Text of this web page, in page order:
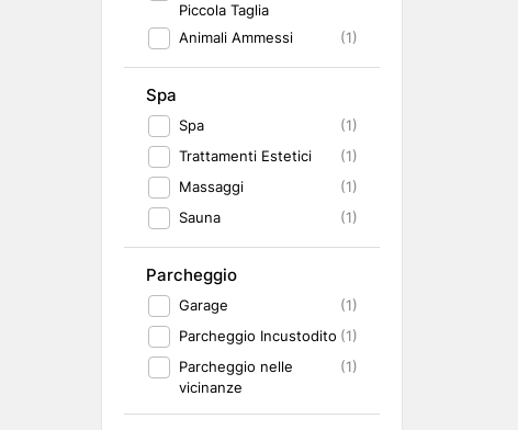
Piccola Taglia
Animali Ammessi (1)
Spa
Spa
(1)
Trattamenti Estetici
(1)
Massaggi
(1)
Sauna
(1)
Parcheggio
Garage
(1)
Parcheggio Incustodito (1)
Parcheggio nelle
vicinanze
(1)